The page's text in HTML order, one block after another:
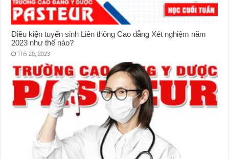
Điều kiện tuyển sinh Liên thông Cao đẳng Xét nghiệm năm
2023 như thế nào?
Th5 20, 2023